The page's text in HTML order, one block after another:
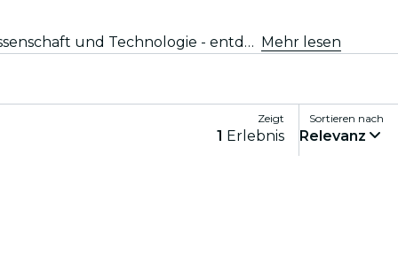
Erkunde die neuesten Ausstellungen und Schaufenster in Stockholm. Von Kunst und Geschichte bis hin zu Wissenschaft und Technologie - entdecke faszinierende Ausstellungen, die deine Neugier wecken. Mehr lesen
Zeigt
1 Erlebnis
Sortieren nach
Relevanz